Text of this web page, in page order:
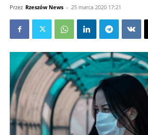
Przez Rzeszów News - 25 marca 2020 17:21